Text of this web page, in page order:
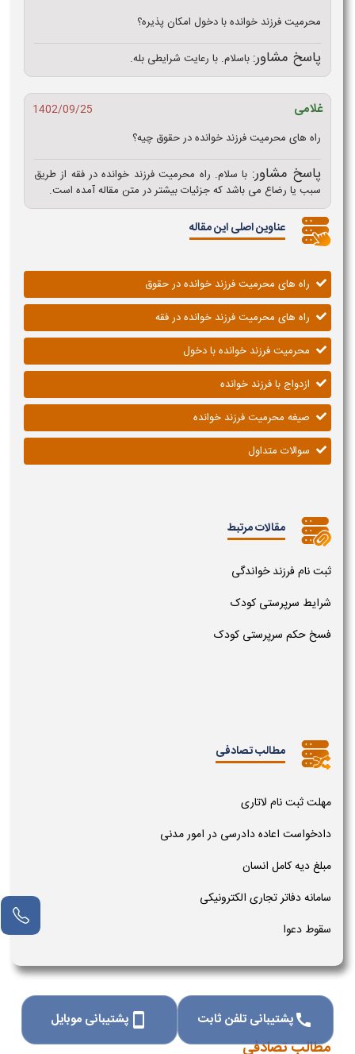
محرمیت فرزند خوانده با دخول امکان پذیره؟
پاسخ مشاور: باسلام. با رعایت شرایطی بله.
غلامی
1402/09/25
راه های محرمیت فرزند خوانده در حقوق چیه؟
پاسخ مشاور: با سلام. راه محرمیت فرزند خوانده در فقه از طریق
سبب یا رضاع می باشد که جزئیات بیشتر در متن مقاله آمده است.
عناوین اصلی این مقاله
راه های محرمیت فرزند خوانده در حقوق
راه های محرمیت فرزند خوانده در فقه
محرمیت فرزند خوانده با دخول
ازدواج با فرزند خوانده
صیغه محرمیت فرزند خوانده
سوالات متداول
مقالات مرتبط
ثبت نام فرزند خواندگی
شرایط سرپرستی کودک
فسخ حکم سرپرستی کودک
مطالب تصادفی
مهلت ثبت نام لاتاری
دادخواست اعاده دادرسی در امور مدنی
مبلغ دیه کامل انسان
سامانه دفاتر تجاری الکترونیکی
سقوط دعوا
مطالب تصادفی
callپشتیبانی تلفن ثابت smartphone پشتیبانی موبایل